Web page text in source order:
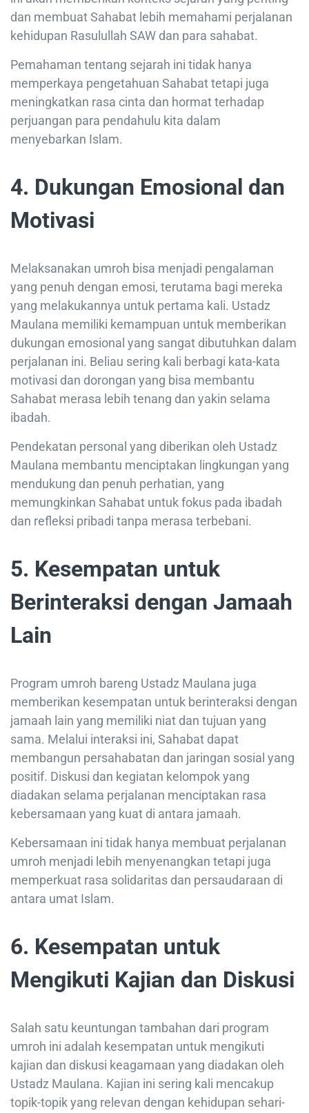
dan membuat Sahabat lebih memahami perjalanan
kehidupan Rasulullah SAW dan para sahabat.
Pemahaman tentang sejarah ini tidak hanya
memperkaya pengetahuan Sahabat tetapi juga
meningkatkan rasa cinta dan hormat terhadap
perjuangan para pendahulu kita dalam
menyebarkan Islam.
4. Dukungan Emosional dan
Motivasi
Melaksanakan umroh bisa menjadi pengalaman
yang penuh dengan emosi, terutama bagi mereka
yang melakukannya untuk pertama kali. Ustadz
Maulana memiliki kemampuan untuk memberikan
dukungan emosional yang sangat dibutuhkan dalam
perjalanan ini. Beliau sering kali berbagi kata-kata
motivasi dan dorongan yang bisa membantu
Sahabat merasa lebih tenang dan yakin selama
ibadah.
Pendekatan personal yang diberikan oleh Ustadz
Maulana membantu menciptakan lingkungan yang
mendukung dan penuh perhatian, yang
memungkinkan Sahabat untuk fokus pada ibadah
dan refleksi pribadi tanpa merasa terbebani.
5. Kesempatan untuk
Berinteraksi dengan Jamaah
Lain
Program umroh bareng Ustadz Maulana juga
memberikan kesempatan untuk berinteraksi dengan
jamaah lain yang memiliki niat dan tujuan yang
sama. Melalui interaksi ini, Sahabat dapat
membangun persahabatan dan jaringan sosial yang
positif. Diskusi dan kegiatan kelompok yang
diadakan selama perjalanan menciptakan rasa
kebersamaan yang kuat di antara jamaah.
Kebersamaan ini tidak hanya membuat perjalanan
umroh menjadi lebih menyenangkan tetapi juga
memperkuat rasa solidaritas dan persaudaraan di
antara umat Islam.
6. Kesempatan untuk
Mengikuti Kajian dan Diskusi
Salah satu keuntungan tambahan dari program
umroh ini adalah kesempatan untuk mengikuti
kajian dan diskusi keagamaan yang diadakan oleh
Ustadz Maulana. Kajian ini sering kali mencakup
topik-topik yang relevan dengan kehidupan sehari-